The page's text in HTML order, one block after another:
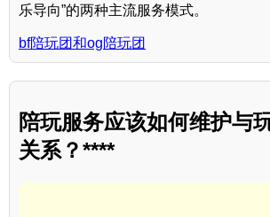
乐导向”的两种主流服务模式。
bf陪玩团和og陪玩团
陪玩服务应该如何维护与
关系？****